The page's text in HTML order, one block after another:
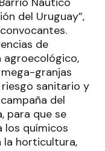
del Uruguay”,
de
granjas
sanitario y
del
para que se
los químicos
la horticultura,